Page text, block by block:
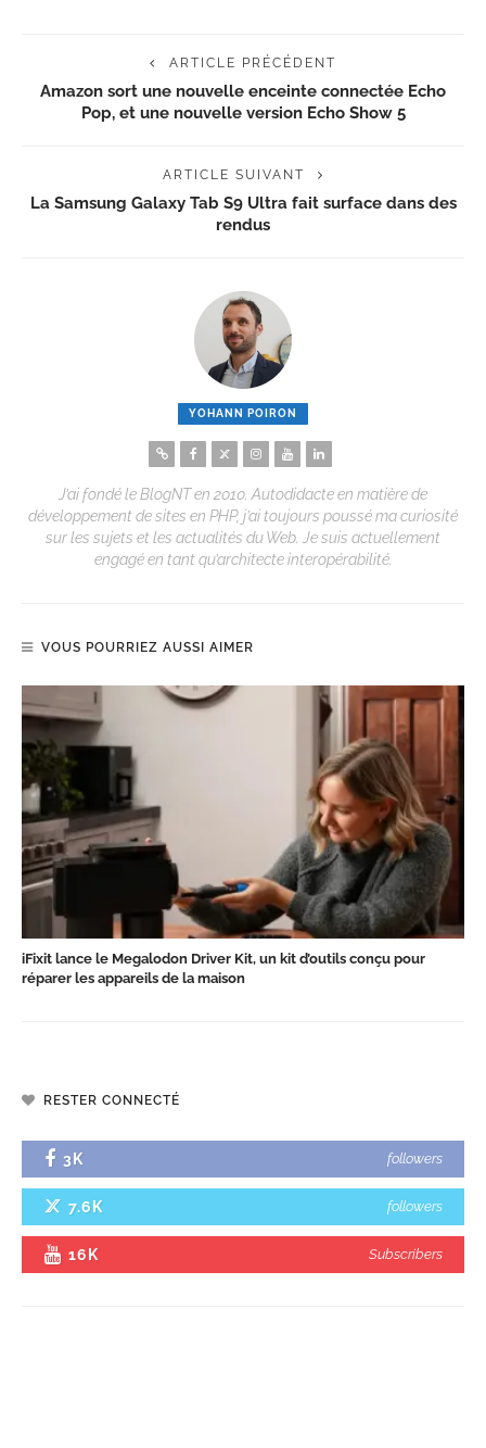
ARTICLE PRÉCÉDENT
Amazon sort une nouvelle enceinte connectée Echo
Pop, et une nouvelle version Echo Show 5
ARTICLE SUIVANT
La Samsung Galaxy Tab S9 Ultra fait surface dans des
rendus
YOHANN POIRON
J’ai fondé le BlogNT en 2010. Autodidacte en matière de
développement de sites en PHP, j’ai toujours poussé ma curiosité
sur les sujets et les actualités du Web. Je suis actuellement
engagé en tant qu’architecte interopérabilité.
VOUS POURRIEZ AUSSI AIMER
iFixit lance le Megalodon Driver Kit, un kit d’outils conçu pour
réparer les appareils de la maison
RESTER CONNECTÉ
3K followers
7.6K followers
16K Subscribers